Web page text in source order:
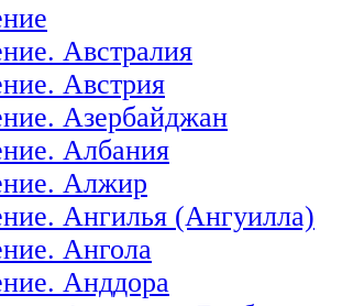
Австралия
Австрия
Азербайджан
Албания
Алжир
Ангилья (Ангуилла)
Ангола
Анддора